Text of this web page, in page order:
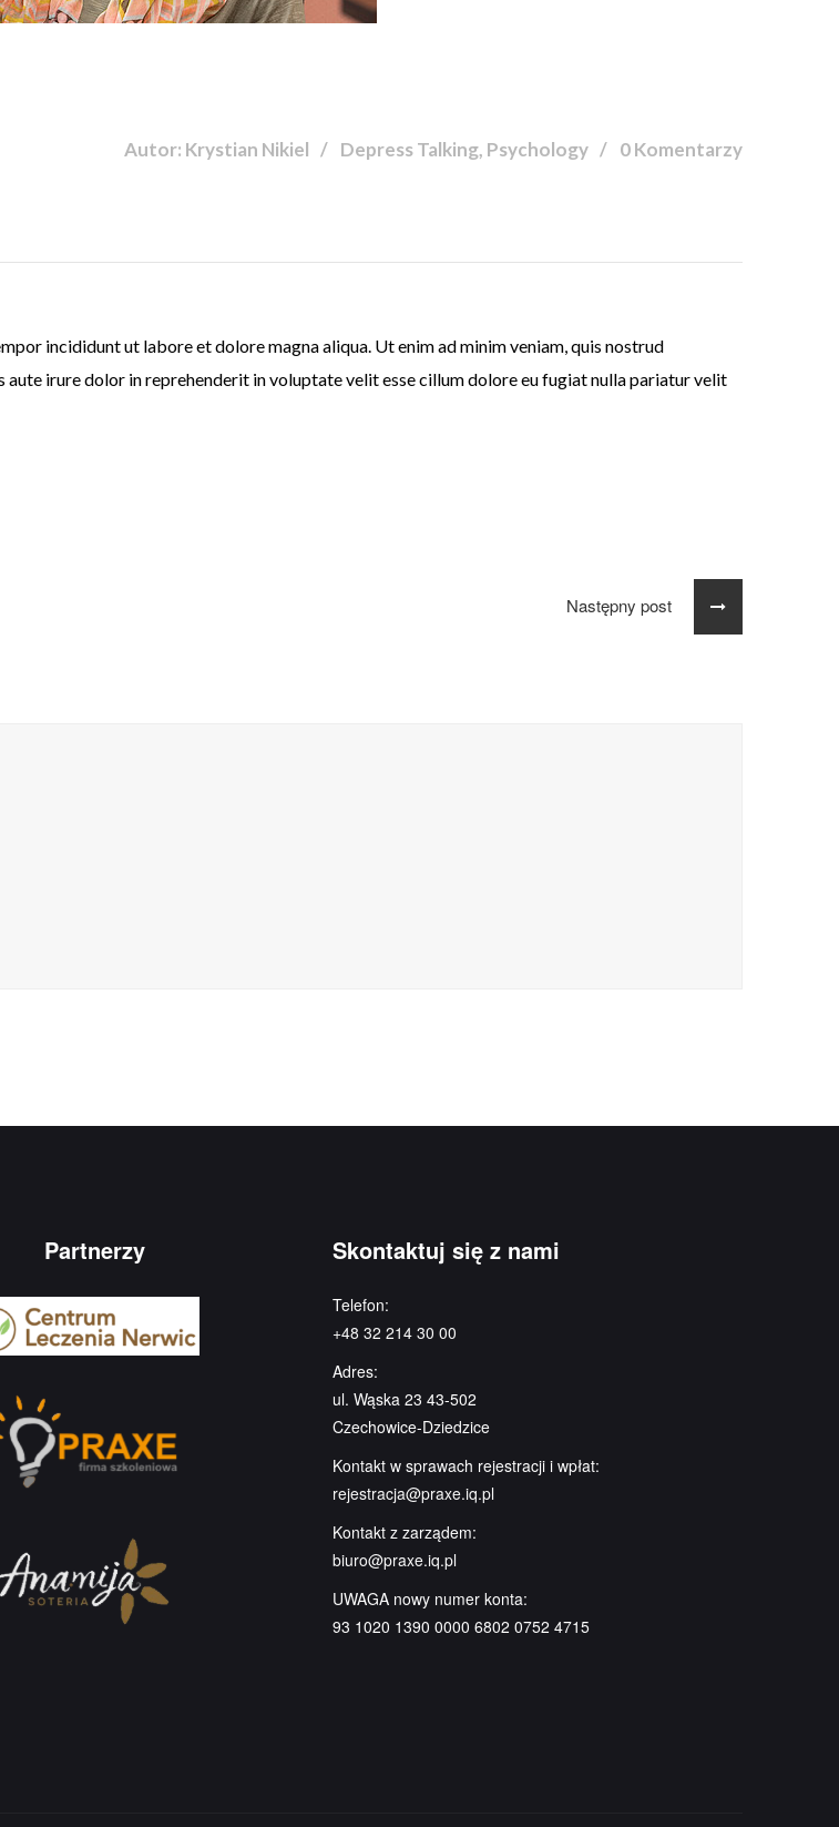
Autor: Krystian Nikiel Depress Talking, Psychology 0 Komentarzy
incididunt ut labore et dolore magna aliqua. Ut enim ad minim veniam, quis nostrud
irure dolor in reprehenderit in voluptate velit esse cillum dolore eu fugiat nulla pariatur velit
Następny post
Partnerzy Skontaktuj się z nami
Telefon:
+48 32 214 30 00
Adres:
ul. Wąska 23 43-502
Czechowice-Dziedzice
Kontakt w sprawach rejestracji i wpłat:
rejestracja@praxe.iq.pl
Kontakt z zarządem:
biuro@praxe.iq.pl
UWAGA nowy numer konta:
93 1020 1390 0000 6802 0752 4715